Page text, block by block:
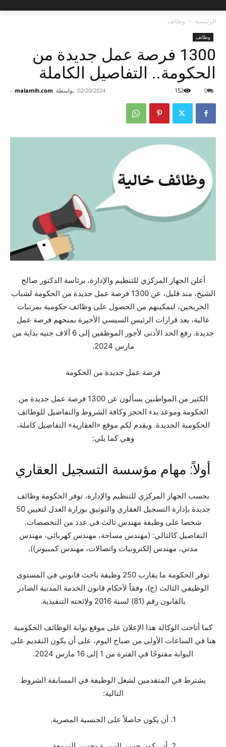
الرئيسية وظائف
وظائف
1300 فرصة عمل جديدة من
الحكومة.. التفاصيل الكاملة
بواسطة malamih.com
- 02/20/2024 0
152
أعلن الجهاز المركزي للتنظيم والإدارة، برئاسة الدكتور صالح
الشيخ، منذ قليل، عن 1300 فرصة عمل جديدة من الحكومة لشباب
الخريجين، لتمكينهم من الحصول على وظائف حكومية بمرتبات
عالية، بعد قرارات الرئيس السيسي الأخيرة بمنحهم فرصة عمل
جديدة. رفع الحد الأدنى لأجور الموظفين إلى 6 آلاف جنيه بداية من
مارس 2024.
فرصة عمل جديدة من الحكومة
الكثير من المواطنين يسألون عن 1300 فرصة عمل جديدة من
الحكومة وموعد بدء الحجز وكافة الشروط والتفاصيل للوظائف
الحكومية الجديدة. ويقدم لكم موقع «العقارية» التفاصيل كاملة،
وهي كما يلي:
أولاً: مهام مؤسسة التسجيل العقاري
بحسب الجهاز المركزي للتنظيم والإدارة، توفر الحكومة وظائف
جديدة بإدارة التسجيل العقاري والتوثيق بوزارة العدل لتعيين 50
شخصا على وظيفة مهندس ثالث في عدد من التخصصات.
التفاصيل كالتالي: (مهندس مساحة، مهندس كهربائي، مهندس
مدني، مهندس إلكترونيات واتصالات، مهندس كمبيوتر)).
توفر الحكومة ما يقارب 250 وظيفة باحث قانوني في المستوى
الوظيفي الثالث (ج)، وفقاً لأحكام قانون الخدمة المدنية الصادر
بالقانون رقم (81) لسنة 2016 ولائحته التنفيذية.
كما أتاحت الوكالة هذا الإعلان على موقع بوابة الوظائف الحكومية
هنا في الساعات الأولى من صباح اليوم، على أن يكون التقديم على
البوابة مفتوحًا في الفترة من 1 إلى 16 مارس 2024.
يشترط في المتقدمين لشغل الوظيفة في المسابقة الشروط
التالية:
1. أن يكون حاصلاً على الجنسية المصرية.